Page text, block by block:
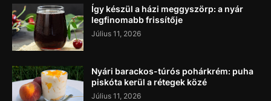
Így készül a házi meggyszörp: a nyár
legfinomabb frissítője
Július 11, 2026
Nyári barackos-túrós pohárkrém: puha
piskóta kerül a rétegek közé
Július 11, 2026